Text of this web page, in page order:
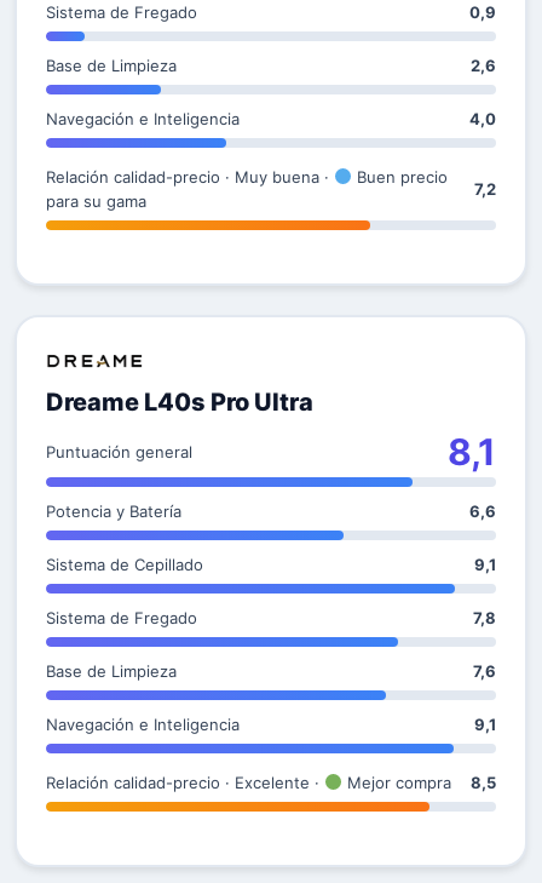
Sistema de Fregado 0,9
Base de Limpieza 2,6
Navegación e Inteligencia 4,0
Relación calidad-precio · Muy buena ·
Buen precio
para su gama
7,2
Dreame L40s Pro Ultra
Puntuación general 8,1
Potencia y Batería 6,6
Sistema de Cepillado 9,1
Sistema de Fregado 7,8
Base de Limpieza 7,6
Navegación e Inteligencia 9,1
Relación calidad-precio · Excelente · Mejor compra 8,5